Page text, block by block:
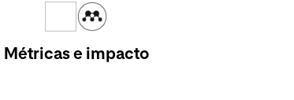
Métricas e impacto